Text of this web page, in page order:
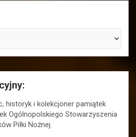
historyk i kolekcjoner pamiątek
Ogólnopolskiego Stowarzyszenia
Piłki Nożnej.